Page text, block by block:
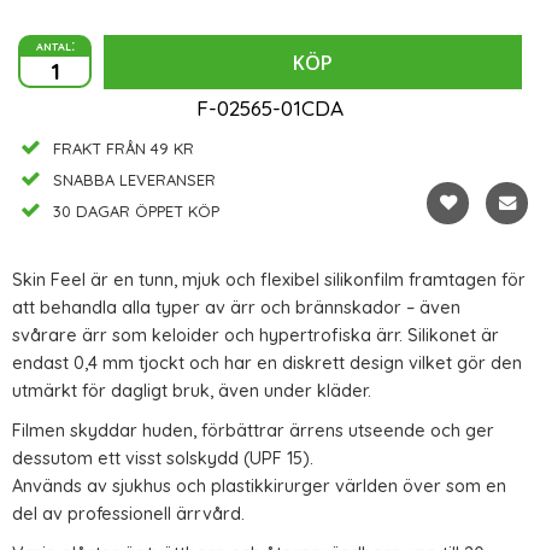
antal:
KÖP
F-02565-01CDA
FRAKT FRÅN 49 KR
SNABBA LEVERANSER
30 DAGAR ÖPPET KÖP
Skin Feel är en tunn, mjuk och flexibel silikonfilm framtagen för
att behandla alla typer av ärr och brännskador – även
svårare ärr som keloider och hypertrofiska ärr. Silikonet är
endast 0,4 mm tjockt och har en diskrett design vilket gör den
utmärkt för dagligt bruk, även under kläder.
Filmen skyddar huden, förbättrar ärrens utseende och ger
dessutom ett visst solskydd (UPF 15).
Används av sjukhus och plastikkirurger världen över som en
del av professionell ärrvård.